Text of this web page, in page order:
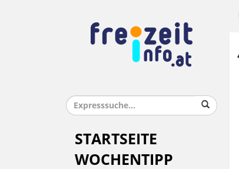
STARTSEITE
WOCHENTIPP